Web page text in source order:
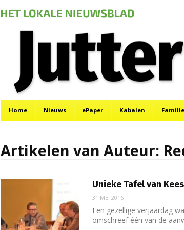
Menu
Home Nieuws ePaper Kabalen
Artikelen van Auteur:
Unieke Tafel van
31 MEI 2016
Een gezellige verjaardag
omschreef één van de